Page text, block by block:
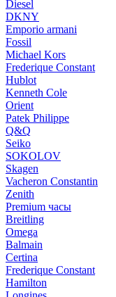
Diesel
DKNY
Emporio armani
Fossil
Michael Kors
Frederique Constant
Hublot
Kenneth Cole
Orient
Patek Philippe
Q&Q
Seiko
SOKOLOV
Skagen
Vacheron Constantin
Zenith
Premium часы
Breitling
Omega
Balmain
Certina
Frederique Constant
Hamilton